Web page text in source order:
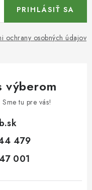
ochrany osobných údajov
PRIHLÁSIŤ SA
výberom
tu pre vás!
479
001